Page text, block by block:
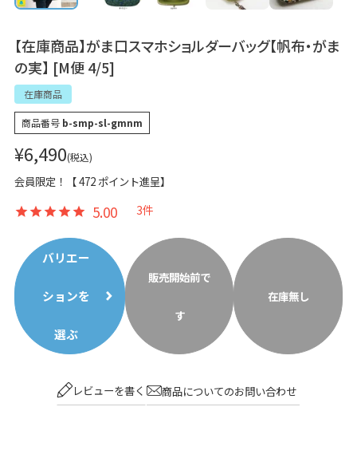
【在庫商品】がま口スマホショルダーバッグ【帆布・がま
の実】 [M便 4/5]
在庫商品
商品番号 b-smp-sl-gmnm
¥6,490 税込
会員限定！【472 ポイント進呈】
5.00 3
バリエー
ションを
選ぶ
販売開始前で
す
在庫無し
レビューを書く 商品についてのお問い合わせ